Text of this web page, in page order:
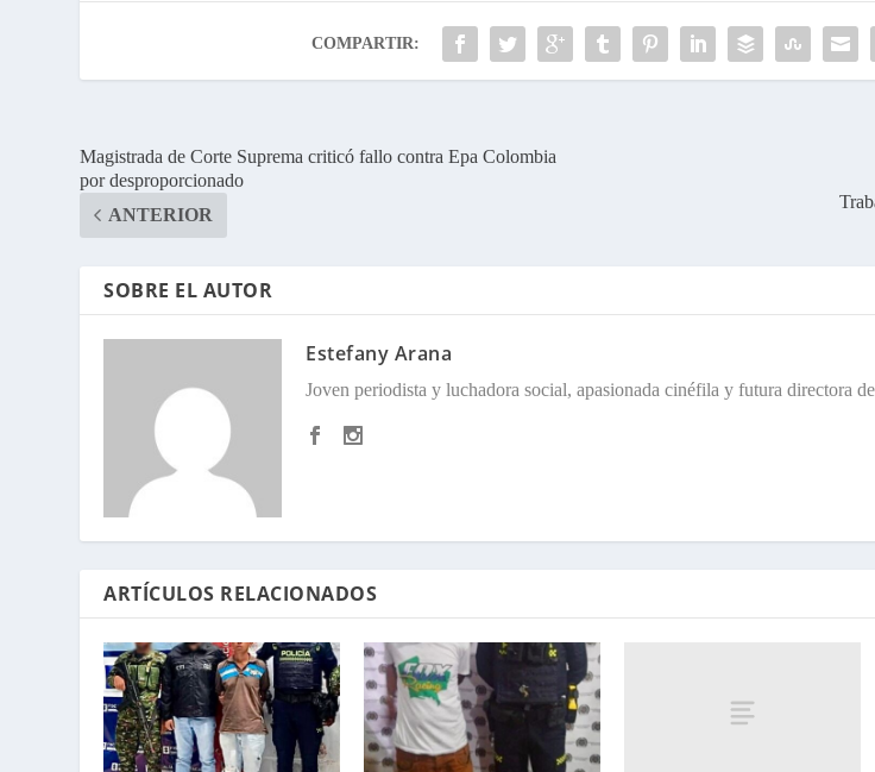
COMPARTIR:
Magistrada de Corte Suprema criticó fallo contra Epa Colombia
por desproporcionado
ANTERIOR
SOBRE EL AUTOR
Estefany Arana
Joven periodista y luchadora social, apasionada cinéfila y futura directora
ARTÍCULOS RELACIONADOS